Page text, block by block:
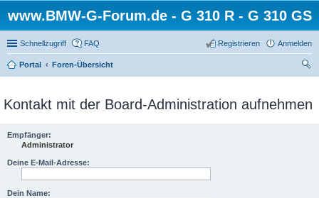
www.BMW-G-Forum.de - G 310 R - G 310 GS
Schnellzugriff FAQ Anmelden
Registrieren
Portal
Foren-Übersicht
Kontakt mit der Board-Administration aufnehmen
Empfänger:
Administrator
Deine E-Mail-Adresse:
Dein Name: